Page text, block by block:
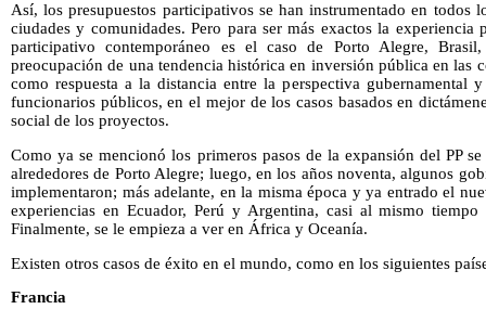
Así, los presupuestos participativos se han instrumentado en todos
ciudades y comunidades. Pero para ser más exactos la experiencia
participativo contemporáneo es el caso de Porto Alegre,
preocupación de una tendencia histórica en inversión pública en las
como respuesta a la distancia entre la perspectiva gubernamental
funcionarios públicos, en el mejor de los casos basados en
social de los proyectos.
Como ya se mencionó los primeros pasos de la expansión del PP
alrededores de Porto Alegre; luego, en los años noventa, algunos
implementaron; más adelante, en la misma época y ya entrado el
experiencias en Ecuador, Perú y Argentina, casi al mismo
Finalmente, se le empieza a ver en África y Oceanía.
Existen otros casos de éxito en el mundo, como en los siguientes
Francia